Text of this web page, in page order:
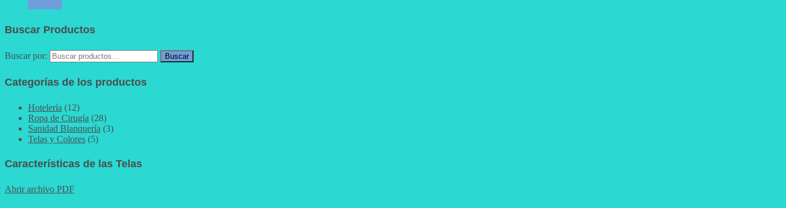
Buscar Productos
Buscar por: Buscar
Categorías de los productos
Hotelería (12)
Ropa de Cirugía (28)
Sanidad Blanquería (3)
Telas y Colores (5)
Características de las Telas
Abrir archivo PDF